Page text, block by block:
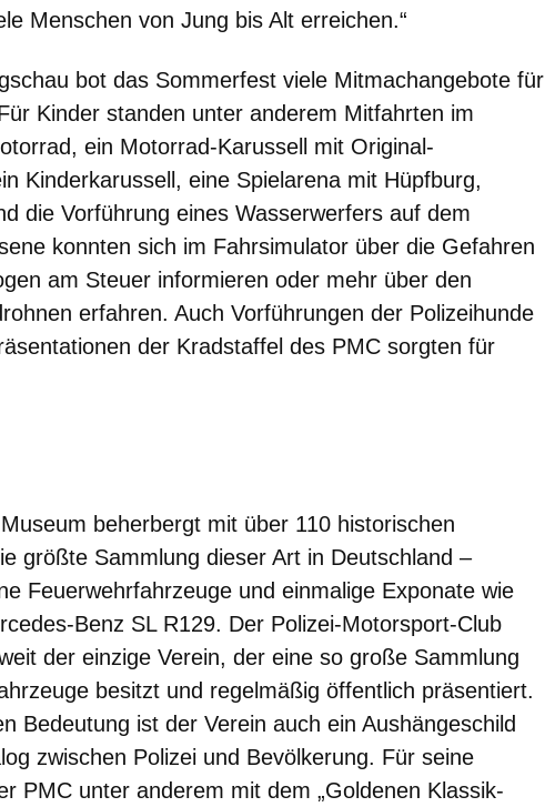
Menschen von Jung bis Alt erreichen.“
bot das Sommerfest viele Mitmachangebote für
Kinder standen unter anderem Mitfahrten im
ein Motorrad-Karussell mit Original-
Kinderkarussell, eine Spielarena mit Hüpfburg,
die Vorführung eines Wasserwerfers auf dem
konnten sich im Fahrsimulator über die Gefahren
am Steuer informieren oder mehr über den
erfahren. Auch Vorführungen der Polizeihunde
der Kradstaffel des PMC sorgten für
beherbergt mit über 110 historischen
größte Sammlung dieser Art in Deutschland –
Feuerwehrfahrzeuge und einmalige Exponate wie
Benz SL R129. Der Polizei-Motorsport-Club
der einzige Verein, der eine so große Sammlung
besitzt und regelmäßig öffentlich präsentiert.
Bedeutung ist der Verein auch ein Aushängeschild
zwischen Polizei und Bevölkerung. Für seine
PMC unter anderem mit dem „Goldenen Klassik-